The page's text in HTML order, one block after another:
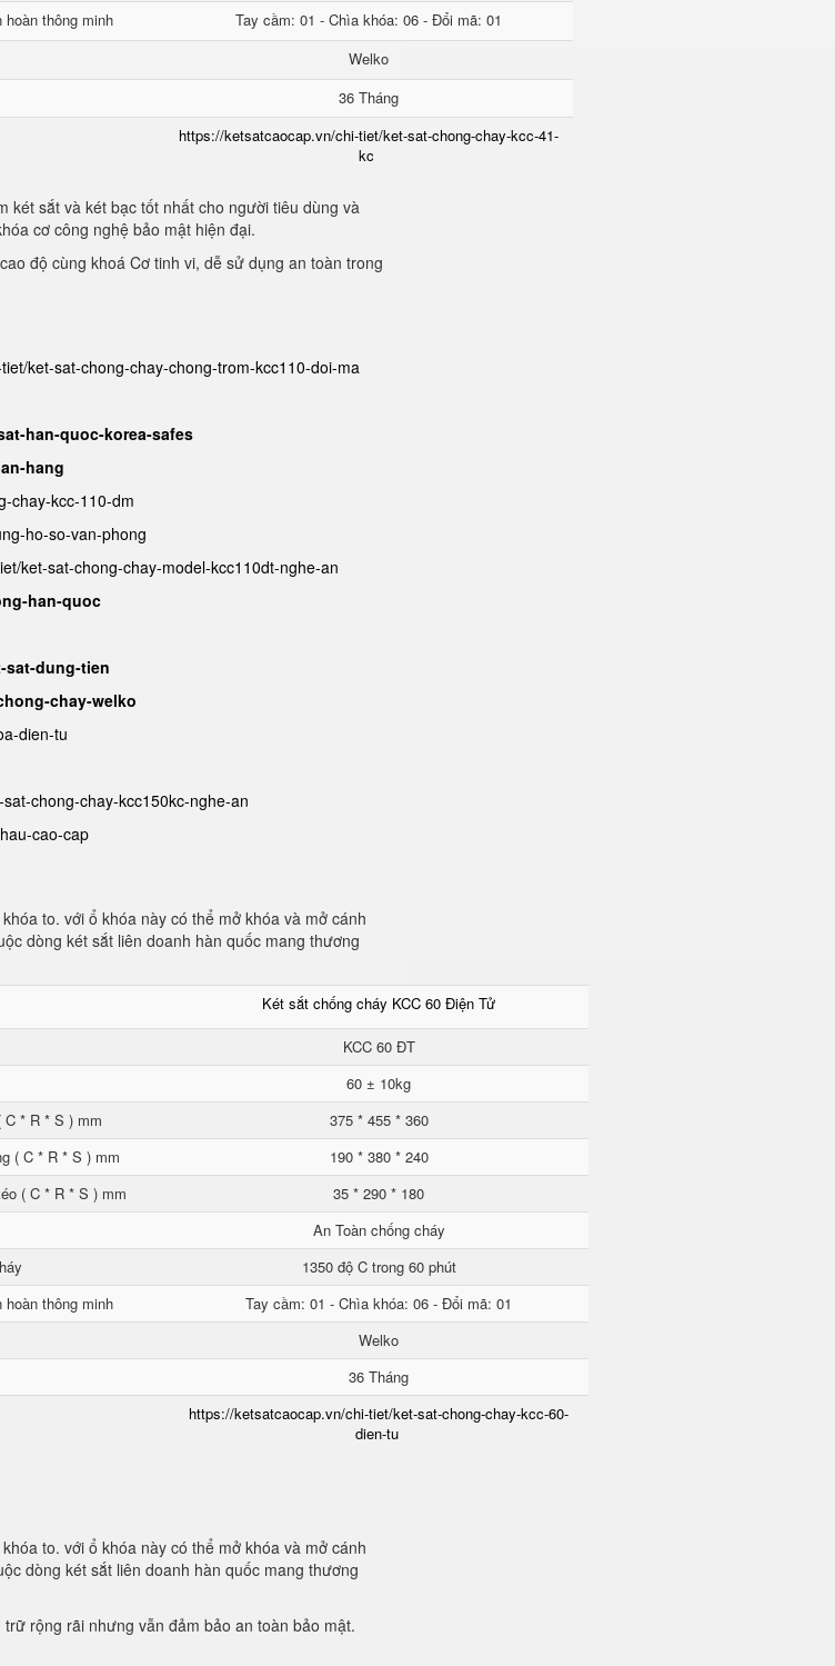
hoàn thông minh
Tay cầm: 01 - Chìa khóa: 06 - Đổi mã: 01
Welko
36 Tháng
https://ketsatcaocap.vn/chi-tiet/ket-sat-chong-chay-kcc-41-
kc
két sắt và két bạc tốt nhất cho người tiêu dùng và
cơ công nghệ bảo mật hiện đại.
độ cùng khoá Cơ tinh vi, dễ sử dụng an toàn trong
ket-sat-chong-chay-chong-trom-kcc110-doi-ma
han-quoc-korea-safes
hang
chay-kcc-110-dm
ho-so-van-phong
ket-sat-chong-chay-model-kcc110dt-nghe-an
han-quoc
sat-dung-tien
chay-welko
dien-tu
chong-chay-kcc150kc-nghe-an
cao-cap
to. với ổ khóa này có thể mở khóa và mở cánh
dòng két sắt liên doanh hàn quốc mang thương
Két sắt chống cháy KCC 60 Điện Tử
KCC 60 ĐT
60 ± 10kg
* R * S ) mm
375 * 455 * 360
( C * R * S ) mm
190 * 380 * 240
( C * R * S ) mm
35 * 290 * 180
An Toàn chống cháy
1350 độ C trong 60 phút
hoàn thông minh
Tay cầm: 01 - Chìa khóa: 06 - Đổi mã: 01
Welko
36 Tháng
https://ketsatcaocap.vn/chi-tiet/ket-sat-chong-chay-kcc-60-
dien-tu
to. với ổ khóa này có thể mở khóa và mở cánh
dòng két sắt liên doanh hàn quốc mang thương
rộng rãi nhưng vẫn đảm bảo an toàn bảo mật.